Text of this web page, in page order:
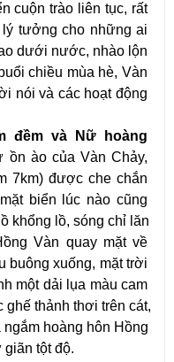
cuộn trào liên tục, rất
tưởng cho những ai
dưới nước, nhào lộn
chiều mùa hè, Vàn
nói và các hoạt động
đềm và Nữ hoàng
ồn ào của Vàn Chảy,
7km) được che chắn
biển lúc nào cũng
khổng lồ, sóng chỉ lăn
Vàn quay mặt về
buông xuống, mặt trời
một dải lụa màu cam
thảnh thơi trên cát,
hoàng hôn Hồng
giãn tột độ.